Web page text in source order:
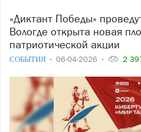
«Диктант Победы» проведут в аэропорту: в
Вологде открыта новая
патриотической акции
СОБЫТИЯ 06-04-2026 2